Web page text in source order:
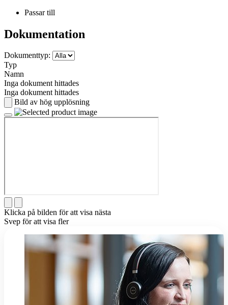
Passar till
Dokumentation
Dokumenttyp:
Typ
Namn
Inga dokument hittades
Inga dokument hittades
Bild av hög upplösning
Klicka på bilden för att visa nästa
Svep för att visa fler